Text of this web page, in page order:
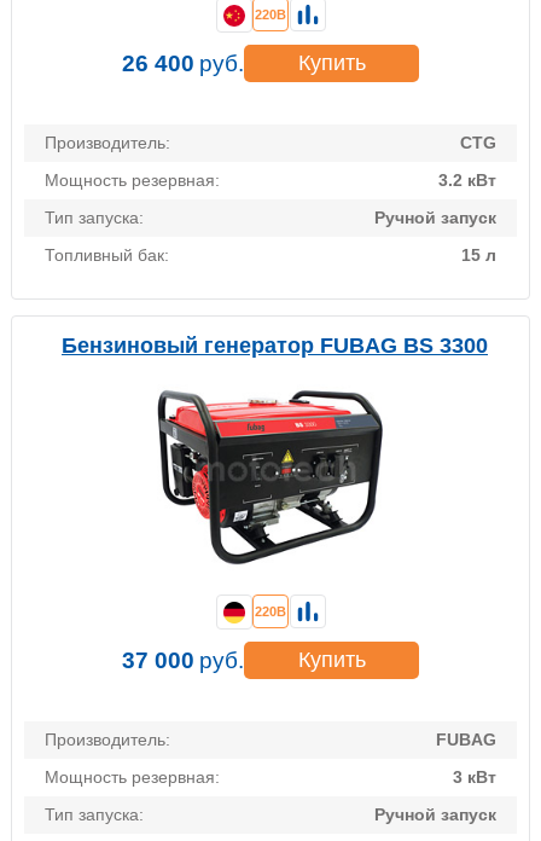
Производитель:
CTG
Мощность резервная:
3.2 кВт
Тип запуска:
Ручной запуск
Топливный бак:
15 л
220В
26 400 руб. Купить
Бензиновый генератор FUBAG BS 3300
Производитель:
FUBAG
Мощность резервная:
3 кВт
Тип запуска:
Ручной запуск
220В
37 000 руб. Купить